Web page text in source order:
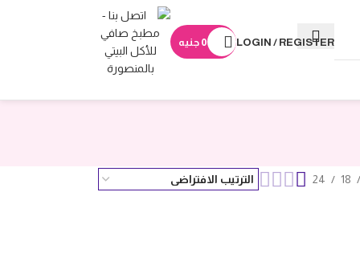
LOGIN / REGISTER
0 جنيه
18
24